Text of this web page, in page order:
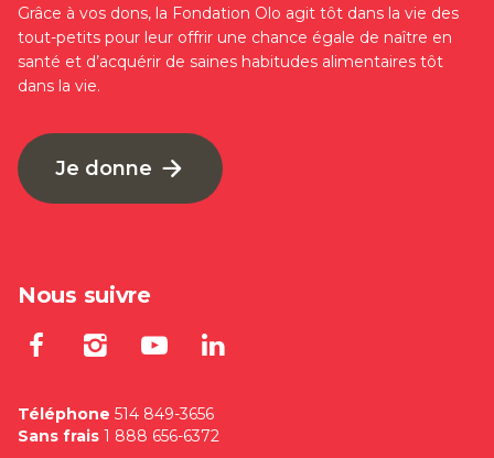
Grâce à vos dons, la Fondation Olo agit tôt dans la vie des
tout-petits pour leur offrir une chance égale de naître en
santé et d’acquérir de saines habitudes alimentaires tôt
dans la vie.
Je donne
Nous suivre
Lien externe au site. S'ouvre
Lien externe au site.
Lien externe au site.
Téléphone 514 849-3656
Sans frais 1 888 656-6372